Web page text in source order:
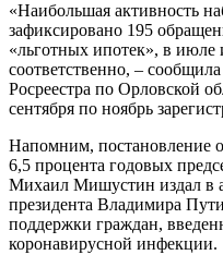
«Наибольшая активность
зафиксировано 195
«льготных ипотек», в июле
соответственно, –
Росреестра по Орловской
сентября по ноябрь
Напомним, постановление
6,5 процента годовых
Михаил Мишустин издал в
президента Владимира
поддержки граждан,
коронавирусной инфекции.